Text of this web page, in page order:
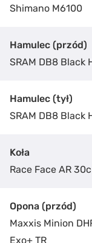
Shimano M6100
Hamulec (przód)
SRAM DB8 Black
Hamulec (tył)
SRAM DB8 Black
Koła
Race Face AR
Opona (przód)
Maxxis Minion
Exo+ TR
ZAKUP
Podaj nam swoje
odezwie się i